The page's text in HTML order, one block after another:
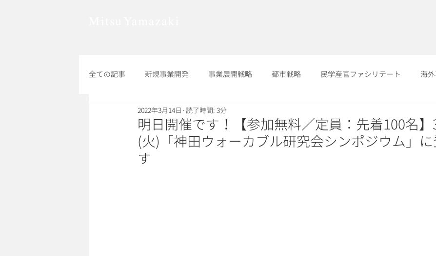
全ての記事 新規事業開発 事業展開戦略 都市戦略 民学産官ファシリテート 海
その他
明日開催です！【参加無料／定員：先着100名】
(火)「神田ウォーカブル研究会シンポジウム」
す
2022年3月14日 読了時間: 3分